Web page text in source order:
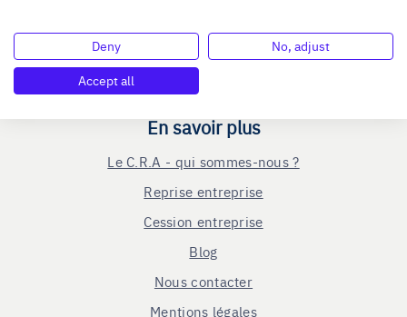
En savoir plus
Le C.R.A - qui sommes-nous ?
Reprise entreprise
Cession entreprise
Blog
Nous contacter
Mentions légales
Deny
No, adjust
Accept all